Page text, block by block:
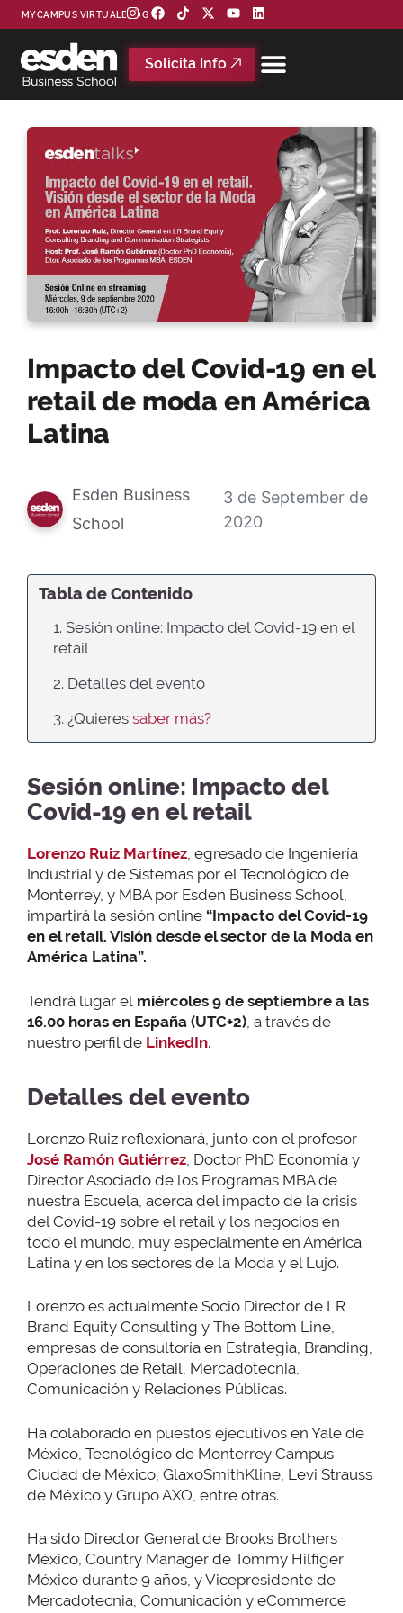
MYCAMPUS VIRTUAL BLOG
Solicita Info
Impacto del Covid-19 en el
retail de moda en América
Latina
Esden Business
School
3 de September de
2020
Tabla de Contenido
1. Sesión online: Impacto del Covid-19 en el
retail
2. Detalles del evento
3. ¿Quieres saber más?
Sesión online: Impacto del
Covid-19 en el retail
Lorenzo Ruiz Martínez, egresado de Ingeniería
Industrial y de Sistemas por el Tecnológico de
Monterrey, y MBA por Esden Business School,
impartirá la sesión online “Impacto del Covid-19
en el retail. Visión desde el sector de la Moda en
América Latina”.
Tendrá lugar el miércoles 9 de septiembre a las
16.00 horas en España (UTC+2) , a través de
nuestro perfil de LinkedIn.
Detalles del evento
Lorenzo Ruiz reflexionará, junto con el profesor
José Ramón Gutiérrez , Doctor PhD Economía y
Director Asociado de los Programas MBA de
nuestra Escuela, acerca del impacto de la crisis
del Covid-19 sobre el retail y los negocios en
todo el mundo, muy especialmente en América
Latina y en los sectores de la Moda y el Lujo.
Lorenzo es actualmente Socio Director de LR
Brand Equity Consulting y The Bottom Line,
empresas de consultoría en Estrategia, Branding,
Operaciones de Retail, Mercadotecnia,
Comunicación y Relaciones Públicas.
Ha colaborado en puestos ejecutivos en Yale de
México, Tecnológico de Monterrey Campus
Ciudad de México, GlaxoSmithKline, Levi Strauss
de México y Grupo AXO, entre otras.
Ha sido Director General de Brooks Brothers
Mèxico, Country Manager de Tommy Hilfiger
México durante 9 años, y Vicepresidente de
Mercadotecnia, Comunicación y eCommerce